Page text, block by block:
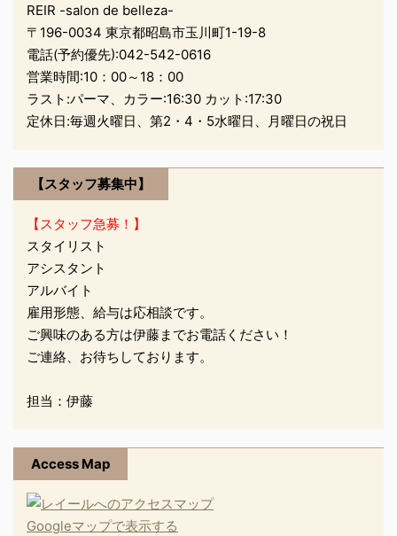
たくさん食べてきました
っ まだまだ食べたりない
ので また行きたいです
今年も残すところ約２
ヶ月。 お休みを頂いてリ
フレッシュできたので 気
(｀・ω・´) Y ...
REIR -salon de belleza-
〒196-0034 東京都昭島市玉川町1-19-8
電話(予約優先):042-542-0616
営業時間:10：00～18：00
ラスト:パーマ、カラー:16:30 カット:17:30
定休日:毎週火曜日、第2・4・5水曜日、月曜日の祝日
【スタッフ募集中】
【スタッフ急募！】
スタイリスト
アシスタント
アルバイト
雇用形態、給与は応相談です。
ご興味のある方は伊藤までお電話ください！
ご連絡、お待ちしております。
担当：伊藤
Access Map
Googleマップで表示する